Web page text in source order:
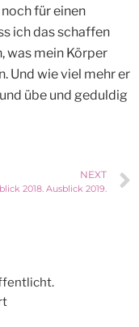
für einen
ich das schaffen
was mein Körper
Und wie viel mehr er
übe und geduldig
NEXT
2018. Ausblick 2019.